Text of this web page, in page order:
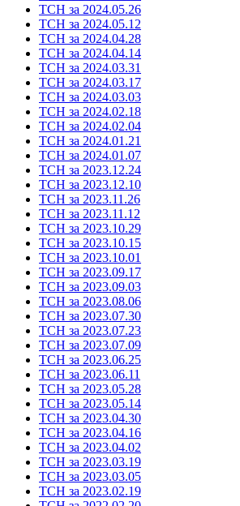
ТСН за 2024.05.26
ТСН за 2024.05.12
ТСН за 2024.04.28
ТСН за 2024.04.14
ТСН за 2024.03.31
ТСН за 2024.03.17
ТСН за 2024.03.03
ТСН за 2024.02.18
ТСН за 2024.02.04
ТСН за 2024.01.21
ТСН за 2024.01.07
ТСН за 2023.12.24
ТСН за 2023.12.10
ТСН за 2023.11.26
ТСН за 2023.11.12
ТСН за 2023.10.29
ТСН за 2023.10.15
ТСН за 2023.10.01
ТСН за 2023.09.17
ТСН за 2023.09.03
ТСН за 2023.08.06
ТСН за 2023.07.30
ТСН за 2023.07.23
ТСН за 2023.07.09
ТСН за 2023.06.25
ТСН за 2023.06.11
ТСН за 2023.05.28
ТСН за 2023.05.14
ТСН за 2023.04.30
ТСН за 2023.04.16
ТСН за 2023.04.02
ТСН за 2023.03.19
ТСН за 2023.03.05
ТСН за 2023.02.19